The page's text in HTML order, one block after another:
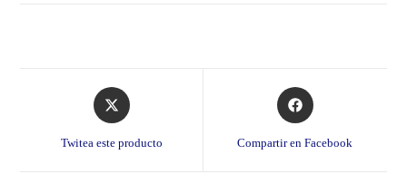
Opens
in
Twitea este producto
Opens
in
Compartir en Facebook